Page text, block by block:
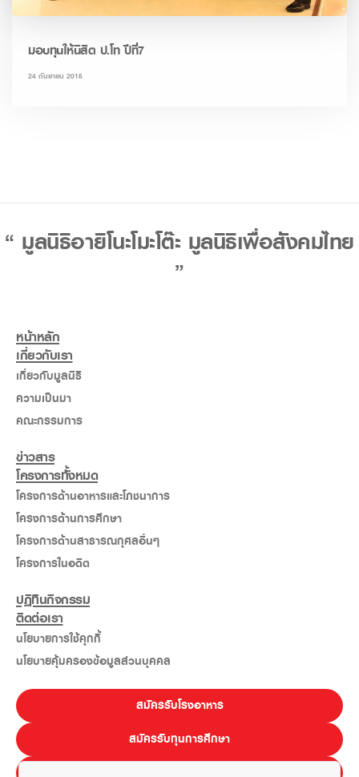
มอบทุนให้นิสิต ป.โท ปีที่7
24 กันยายน 2015
“ มูลนิธิอายิโนะโมะโต๊ะ มูลนิธิเพื่อสังคมไทย
”
หน้าหลัก
เกี่ยวกับเรา
เกี่ยวกับมูลนิธิ
ความเป็นมา
คณะกรรมการ
ข่าวสาร
โครงการทั้งหมด
โครงการด้านอาหารและโภชนาการ
โครงการด้านการศึกษา
โครงการด้านสาธารณกุศลอื่นๆ
โครงการในอดีต
ปฏิทินกิจกรรม
ติดต่อเรา
นโยบายการใช้คุกกี้
นโยบายคุ้มครองข้อมูลส่วนบุคคล
สมัครรับโรงอาหาร
สมัครรับทุนการศึกษา